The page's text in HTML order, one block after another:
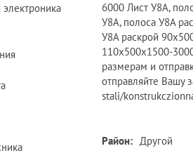
6000 Лист У8А,
У8А, полоса У8А
У8А раскрой
110х500х1500-
размерам и
отправляйте Вашу
stali/
Район: Другой